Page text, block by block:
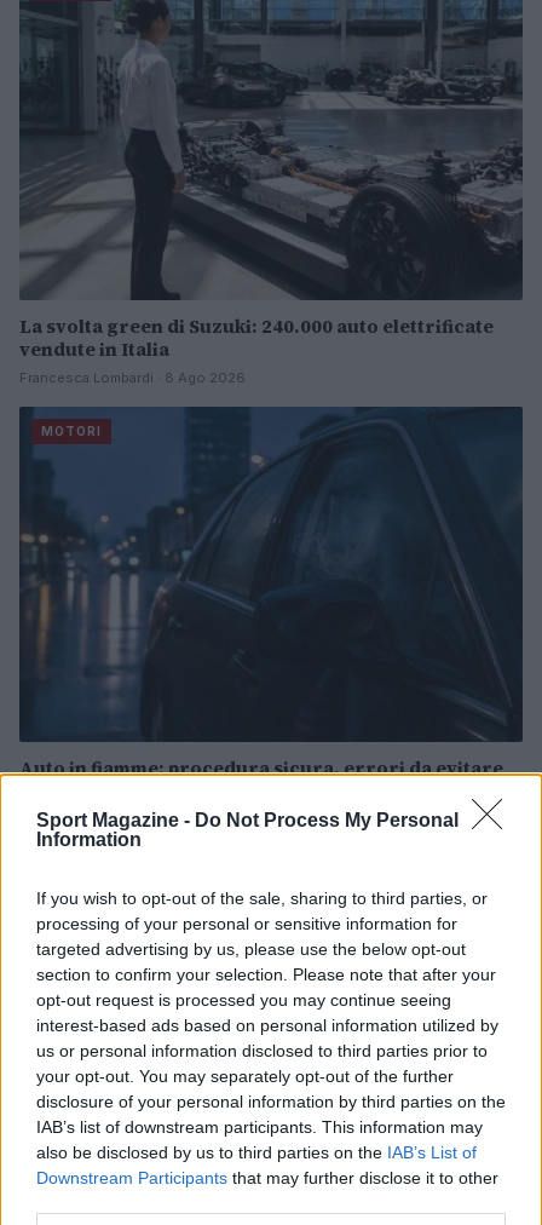
Sport Magazine - Do Not Process My Personal
Information
If you wish to opt-out of the sale, sharing to third parties, or
processing of your personal or sensitive information for
targeted advertising by us, please use the below opt-out
section to confirm your selection. Please note that after your
opt-out request is processed you may continue seeing
interest-based ads based on personal information utilized by
us or personal information disclosed to third parties prior to
your opt-out. You may separately opt-out of the further
disclosure of your personal information by third parties on the
IAB’s list of downstream participants. This information may
also be disclosed by us to third parties on the IAB’s List of
Downstream Participants that may further disclose it to other
La svolta green di Suzuki: 240.000 auto elettrificate
vendute in Italia
Francesca Lombardi · 8 Ago 2026
MOTORI
Auto in fiamme: procedura sicura, errori da evitare
Ilaria Mauri · 7 Ago 2026
Strategia power unit F1: gestione ICE, turbo e